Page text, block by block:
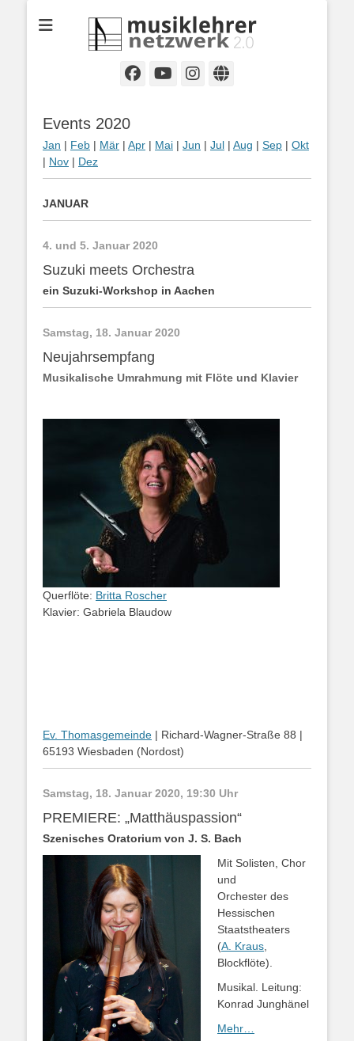
Selbständige Musikpädagoginnen und Musikpädagogen in
Wiesbaden
Facebook
YouTube
Instagram
Website
Events 2020
Jan | Feb | Mär | Apr | Mai | Jun | Jul | Aug | Sep | Okt
| Nov | Dez
JANUAR
4. und 5. Januar 2020
Suzuki meets Orchestra
ein Suzuki-Workshop in Aachen
Samstag, 18. Januar 2020
Neujahrsempfang
Musikalische Umrahmung mit Flöte und Klavier
Querflöte: Britta Roscher
Klavier: Gabriela Blaudow
Ev. Thomasgemeinde | Richard-Wagner-Straße 88 |
65193 Wiesbaden (Nordost)
Samstag, 18. Januar 2020, 19:30 Uhr
PREMIERE: „Matthäuspassion“
Szenisches Oratorium von J. S. Bach
Mit Solisten, Chor
und
Orchester des
Hessischen
Staatstheaters
(A. Kraus
Blockflöte).
Musikal. Leitung:
Konrad Junghänel
Mehr…